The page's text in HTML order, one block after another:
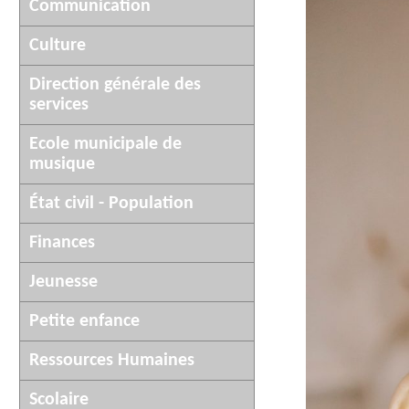
Communication
Culture
Direction générale des
services
Ecole municipale de
musique
État civil - Population
Finances
Jeunesse
Petite enfance
Ressources Humaines
Scolaire